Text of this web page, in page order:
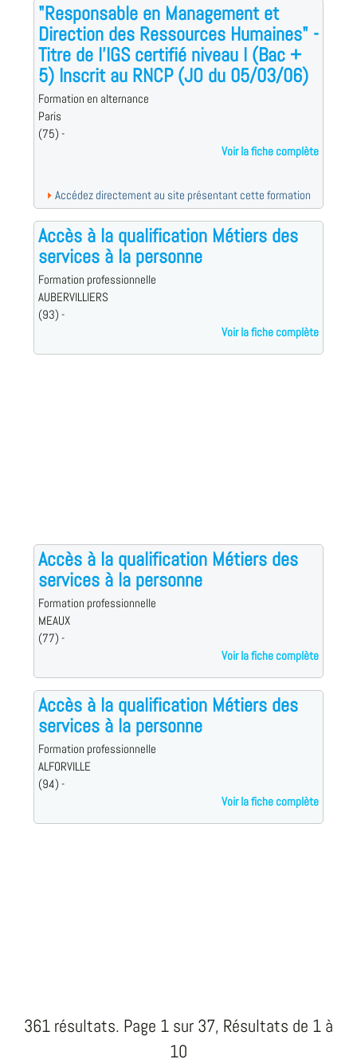
"Responsable en Management et
Direction des Ressources Humaines" -
Titre de l'IGS certifié niveau I (Bac +
5) Inscrit au RNCP (JO du 05/03/06)
Formation en alternance
Paris
(75) -
Voir la fiche complète
Accédez directement au site présentant cette formation
Accès à la qualification Métiers des
services à la personne
Formation professionnelle
AUBERVILLIERS
(93) -
Voir la fiche complète
Accès à la qualification Métiers des
services à la personne
Formation professionnelle
MEAUX
(77) -
Voir la fiche complète
Accès à la qualification Métiers des
services à la personne
Formation professionnelle
ALFORVILLE
(94) -
Voir la fiche complète
361 résultats. Page 1 sur 37, Résultats de 1 à
10